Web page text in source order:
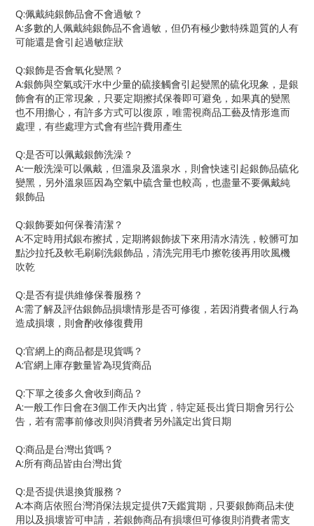
Q:佩戴純銀飾品會不會過敏？
A:多數的人佩戴純銀飾品不會過敏，但仍有極少數特殊題質的人有
可能還是會引起過敏症狀
Q:銀飾是否會氧化變黑？
A:銀飾與空氣或汗水中少量的硫接觸會引起變黑的硫化現象，是銀
飾會有的正常現象，只要定期擦拭保養即可避免，如果真的變黑
也不用擔心，有許多方式可以復原，唯需視商品工藝及情形進而
處理，有些處理方式會有些許費用產生
Q:是否可以佩戴銀飾洗澡？
A:一般洗澡可以佩戴，但溫泉及溫泉水，則會快速引起銀飾品硫化
變黑，另外溫泉區因為空氣中硫含量也較高，也盡量不要佩戴純
銀飾品
Q:銀飾要如何保養清潔？
A:不定時用拭銀布擦拭，定期將銀飾拔下來用清水清洗，較髒可加
點沙拉托及軟毛刷刷洗銀飾品，清洗完用毛巾擦乾後再用吹風機
吹乾
Q:是否有提供維修保養服務？
A:需了解及評估銀飾品損壞情形是否可修復，若因消費者個人行為
造成損壞，則會酌收修復費用
Q:官網上的商品都是現貨嗎？
A:官網上庫存數量皆為現貨商品
Q:下單之後多久會收到商品？
A:一般工作日會在3個工作天內出貨，特定延長出貨日期會另行公
告，若有需事前修改則與消費者另外議定出貨日期
Q:商品是台灣出貨嗎？
A:所有商品皆由台灣出貨
Q:是否提供退換貨服務？
A:本商店依照台灣消保法規定提供7天鑑賞期，只要銀飾商品未使
用以及損壞皆可申請，若銀飾商品有損壞但可修復則消費者需支